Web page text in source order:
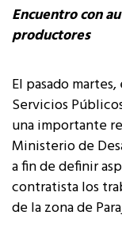
Encuentro con
productores
El pasado
Servicios
una importante
Ministerio de
a fin de definir
contratista los
de la zona de